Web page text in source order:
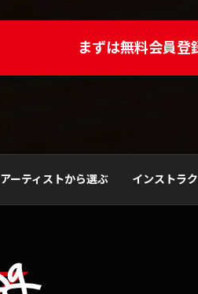
まずは無料会員登
アーティストから選ぶ インストラ